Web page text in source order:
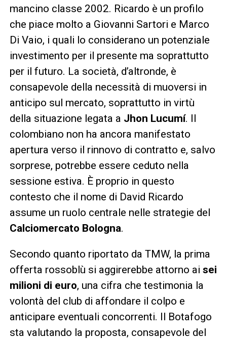
mancino classe 2002. Ricardo è un profilo
che piace molto a Giovanni Sartori e Marco
Di Vaio, i quali lo considerano un potenziale
investimento per il presente ma soprattutto
per il futuro. La società, d’altronde, è
consapevole della necessità di muoversi in
anticipo sul mercato, soprattutto in virtù
della situazione legata a Jhon Lucumí. Il
colombiano non ha ancora manifestato
apertura verso il rinnovo di contratto e, salvo
sorprese, potrebbe essere ceduto nella
sessione estiva. È proprio in questo
contesto che il nome di David Ricardo
assume un ruolo centrale nelle strategie del
Calciomercato Bologna.
Secondo quanto riportato da TMW, la prima
offerta rossoblù si aggirerebbe attorno ai sei
milioni di euro, una cifra che testimonia la
volontà del club di affondare il colpo e
anticipare eventuali concorrenti. Il Botafogo
sta valutando la proposta, consapevole del